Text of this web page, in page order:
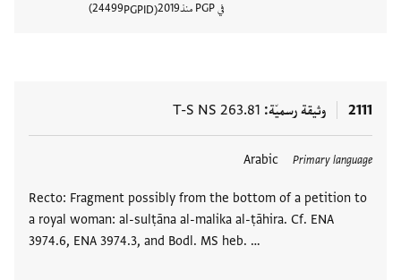
في PGP منذ 2019
PGPID
24499
2111 وثيقة رسميّة T-S NS 263.81
Primary language
Arabic
Recto: Fragment possibly from the bottom of a petition to
a royal woman: al-sulṭāna al-malika al-ṭāhira. Cf. ENA
3974.6, ENA 3974.3, and Bodl. MS heb. …